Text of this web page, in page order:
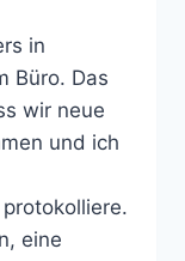
in
Büro. Das
wir neue
und ich
eine